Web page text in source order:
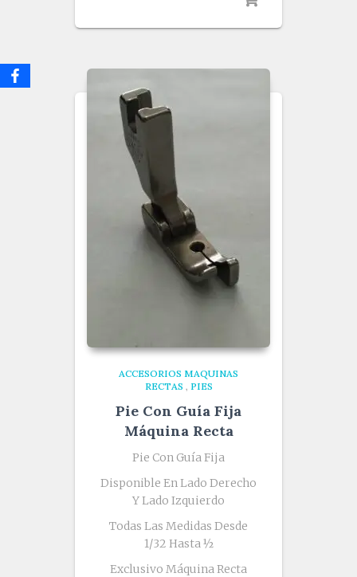
ACCESORIOS MAQUINAS
RECTAS
PIES
Pie Con Guía Fija
Máquina Recta
Pie Con Guía Fija
Disponible En Lado Derecho
Y Lado Izquierdo
Todas Las Medidas Desde
1/32 Hasta ½
Exclusivo Máquina Recta